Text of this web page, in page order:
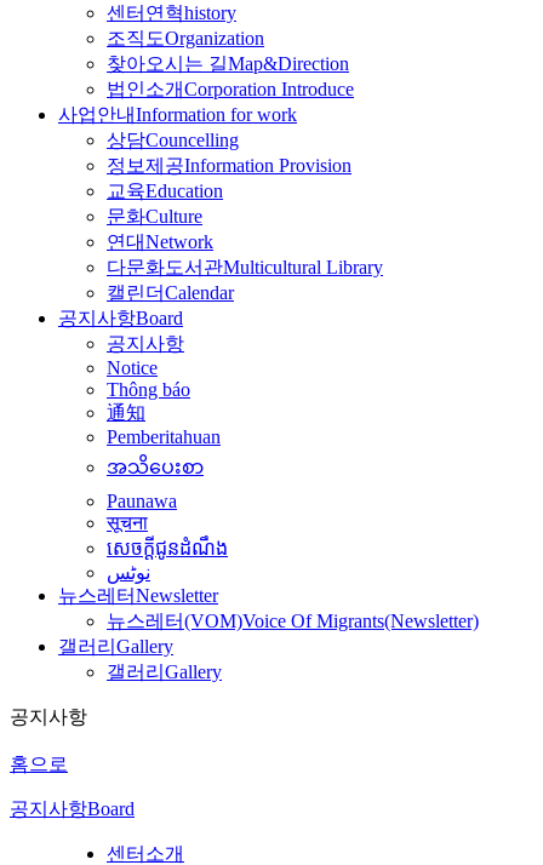
센터연혁history
조직도Organization
찾아오시는 길Map&Direction
법인소개Corporation Introduce
사업안내Information for work
상담Councelling
정보제공Information Provision
교육Education
문화Culture
연대Network
다문화도서관Multicultural Library
캘린더Calendar
공지사항Board
공지사항
Notice
Thông báo
通知
Pemberitahuan
အသိပေးစာ
Paunawa
सूचना
សេចក្តីជូនដំណឹង
نوٹس
뉴스레터Newsletter
뉴스레터(VOM)Voice Of Migrants(Newsletter)
갤러리 Gallery
갤러리 Gallery
공지사항
홈으로
공지사항Board
센터소개